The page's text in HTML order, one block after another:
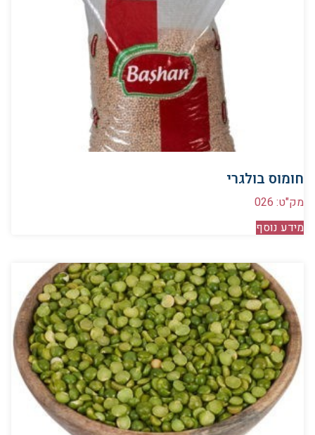
חומוס בולגרי
מק"ט: 026
מידע נוסף